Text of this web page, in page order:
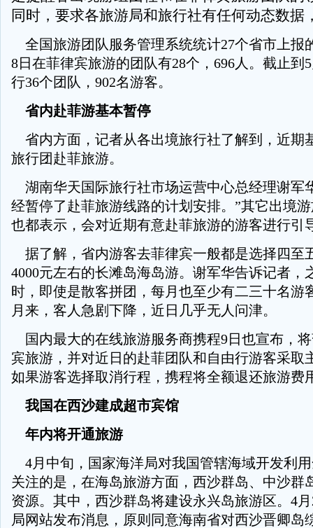
同时，要求各旅游局和旅行社有任何动态数据
全国旅游团队服务管理系统统计27个省市上报
8日在菲律宾旅游的团队有28个，696人。截止到
行36个团队，902名游客。
省内赴菲游基本暂停
省内方面，记者从各出境旅行社了解到，近期
旅行团赴菲旅游。
湖南华天国际旅行社市场运营中心总经理谢军
经暂停了赴菲旅游线路的计划安排。”其它出境
也都表示，会对近期有意赴菲旅游的游客进行引
据了解，省内游客去菲律宾一般都是选择四至
4000元左右的长滩岛海岛游。谢军华告诉记者，
时，即使是散客拼团，每月也至少有二三十名游
月来，客人急剧下降，近日几乎无人问津。
国内最大的在线旅游服务商携程9日也宣布，
宾旅游，并对近日的赴菲团队和自由行游客采取
如果游客选择取消行程，携程将全额退还旅游费
我国在西沙建成超市宾馆
年内将开通旅游
4月中旬，国家海洋局对我国管辖海域开发利
关注的是，在海岛旅游方面，西沙群岛、中沙群
资源。其中，西沙群岛将建设永兴岛旅游区。4
局网站发布消息，原则同意海南省对西沙晋卿岛